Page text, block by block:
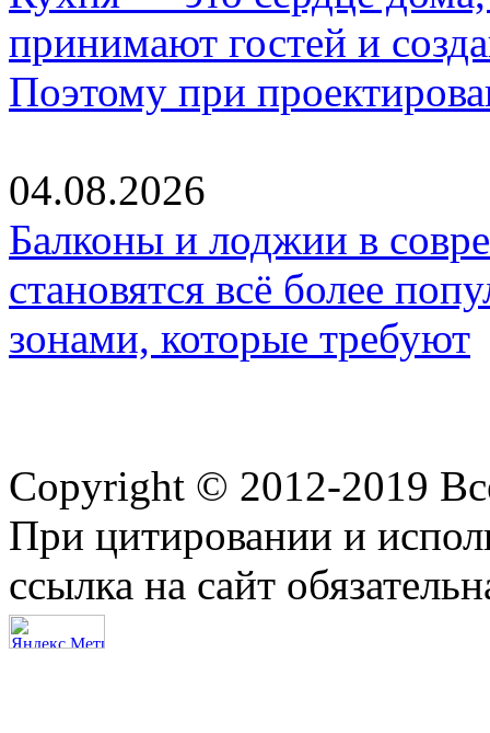
принимают гостей и
Поэтому при
04.08.2026
Балконы и лоджии в
становятся всё более
зонами, которые требуют
Copyright © 2012-2019
При цитировании и
ссылка на сайт